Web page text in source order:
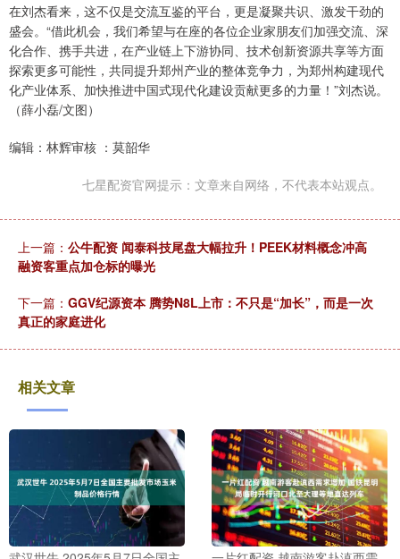
在刘杰看来，这不仅是交流互鉴的平台，更是凝聚共识、激发干劲的
盛会。“借此机会，我们希望与在座的各位企业家朋友们加强交流、深
化合作、携手共进，在产业链上下游协同、技术创新资源共享等方面
探索更多可能性，共同提升郑州产业的整体竞争力，为郑州构建现代
化产业体系、加快推进中国式现代化建设贡献更多的力量！”刘杰说。
（薛小磊/文图）
编辑：林辉审核 ：莫韶华
七星配资官网提示：文章来自网络，不代表本站观点。
上一篇： 公牛配资 闻泰科技尾盘大幅拉升！PEEK材料概念冲高
融资客重点加仓标的曝光
下一篇： GGV纪源资本 腾势N8L上市：不只是“加长”，而是一次
真正的家庭进化
相关文章